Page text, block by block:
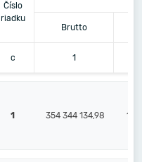
Číslo
riadku
Brutto
c 1
1 354 344 134,98 138